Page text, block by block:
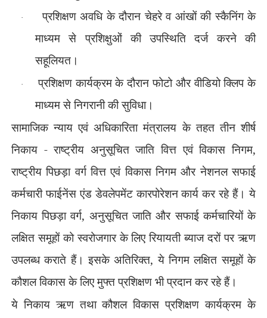
·
प्रशिक्षण अवधि के दौरान चेहरे व आंखों की स्कैनिंग के
माध्यम से प्रशिक्षुओं की उपस्थिति दर्ज करने की
सहूलियत।
·
प्रशिक्षण कार्यक्रम के दौरान फोटो और वीडियो क्लिप के
माध्यम से निगरानी की सुविधा।
सामाजिक न्याय एवं अधिकारिता मंत्रालय के तहत तीन शीर्ष
निकाय - राष्ट्रीय अनुसूचित जाति वित्त एवं विकास निगम,
राष्ट्रीय पिछड़ा वर्ग वित्त एवं विकास निगम और नेशनल सफाई
कर्मचारी फाईनेंस एंड डेवलेपमेंट कारपोरेशन कार्य कर रहे हैं। ये
निकाय पिछड़ा वर्ग, अनुसूचित जाति और सफाई कर्मचारियों के
लक्षित समूहों को स्वरोजगार के लिए रियायती ब्याज दरों पर ऋण
उपलब्ध कराते हैं। इसके अतिरिक्त,ये निगम लक्षित समूहों के
कौशल विकास के लिए मुफ्त प्रशिक्षण भी प्रदान कर रहे हैं।
ये निकाय ऋण तथा कौशल विकास प्रशिक्षण कार्यक्रम के